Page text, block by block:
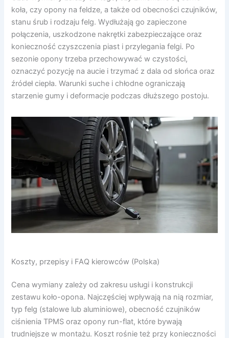
koła, czy opony na feldze, a także od obecności czujników,
stanu śrub i rodzaju felg. Wydłużają go zapieczone
połączenia, uszkodzone nakrętki zabezpieczające oraz
konieczność czyszczenia piast i przylegania felgi. Po
sezonie opony trzeba przechowywać w czystości,
oznaczyć pozycję na aucie i trzymać z dala od słońca oraz
źródeł ciepła. Warunki suche i chłodne ograniczają
starzenie gumy i deformacje podczas dłuższego postoju.
Koszty, przepisy i FAQ kierowców (Polska)
Cena wymiany zależy od zakresu usługi i konstrukcji
zestawu koło-opona. Najczęściej wpływają na nią rozmiar,
typ felg (stalowe lub aluminiowe), obecność czujników
ciśnienia TPMS oraz opony run-flat, które bywają
trudniejsze w montażu. Koszt rośnie też przy konieczności